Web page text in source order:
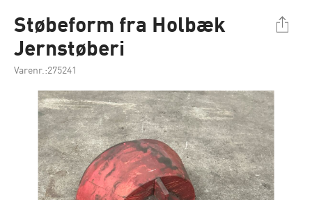
Støbeform fra Holbæk
Jernstøberi
Varenr.:275241